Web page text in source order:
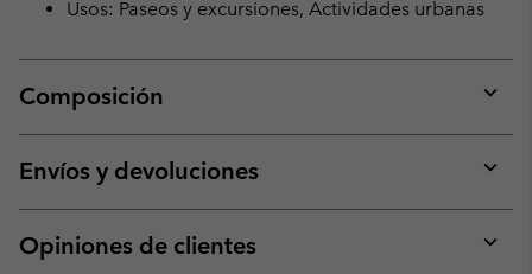
Usos: Paseos y excursiones, Actividades urbanas
Composición
or
Envíos y devoluciones
or
Opiniones de clientes